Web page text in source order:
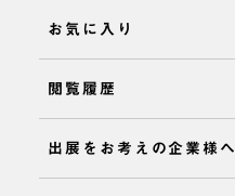
お気に入り
閲覧履歴
出展をお考えの企業様へ